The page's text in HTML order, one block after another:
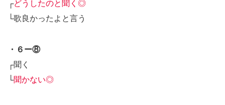
┌どうしたのと聞く◎
└歌良かったよと言う
・６ー⑧
┌聞く
└聞かない◎